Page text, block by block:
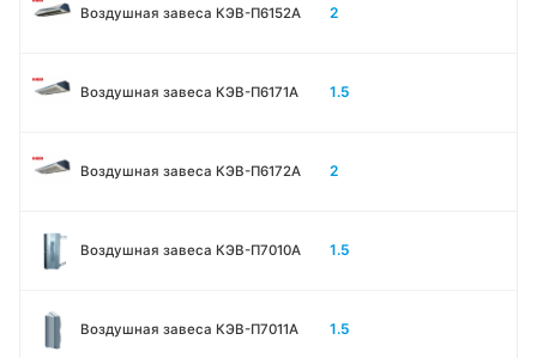
Воздушная завеса КЭВ-П6152А 2
Воздушная завеса КЭВ-П6171А 1.5
Воздушная завеса КЭВ-П6172А 2
Воздушная завеса КЭВ-П7010A 1.5
Воздушная завеса КЭВ-П7011A 1.5